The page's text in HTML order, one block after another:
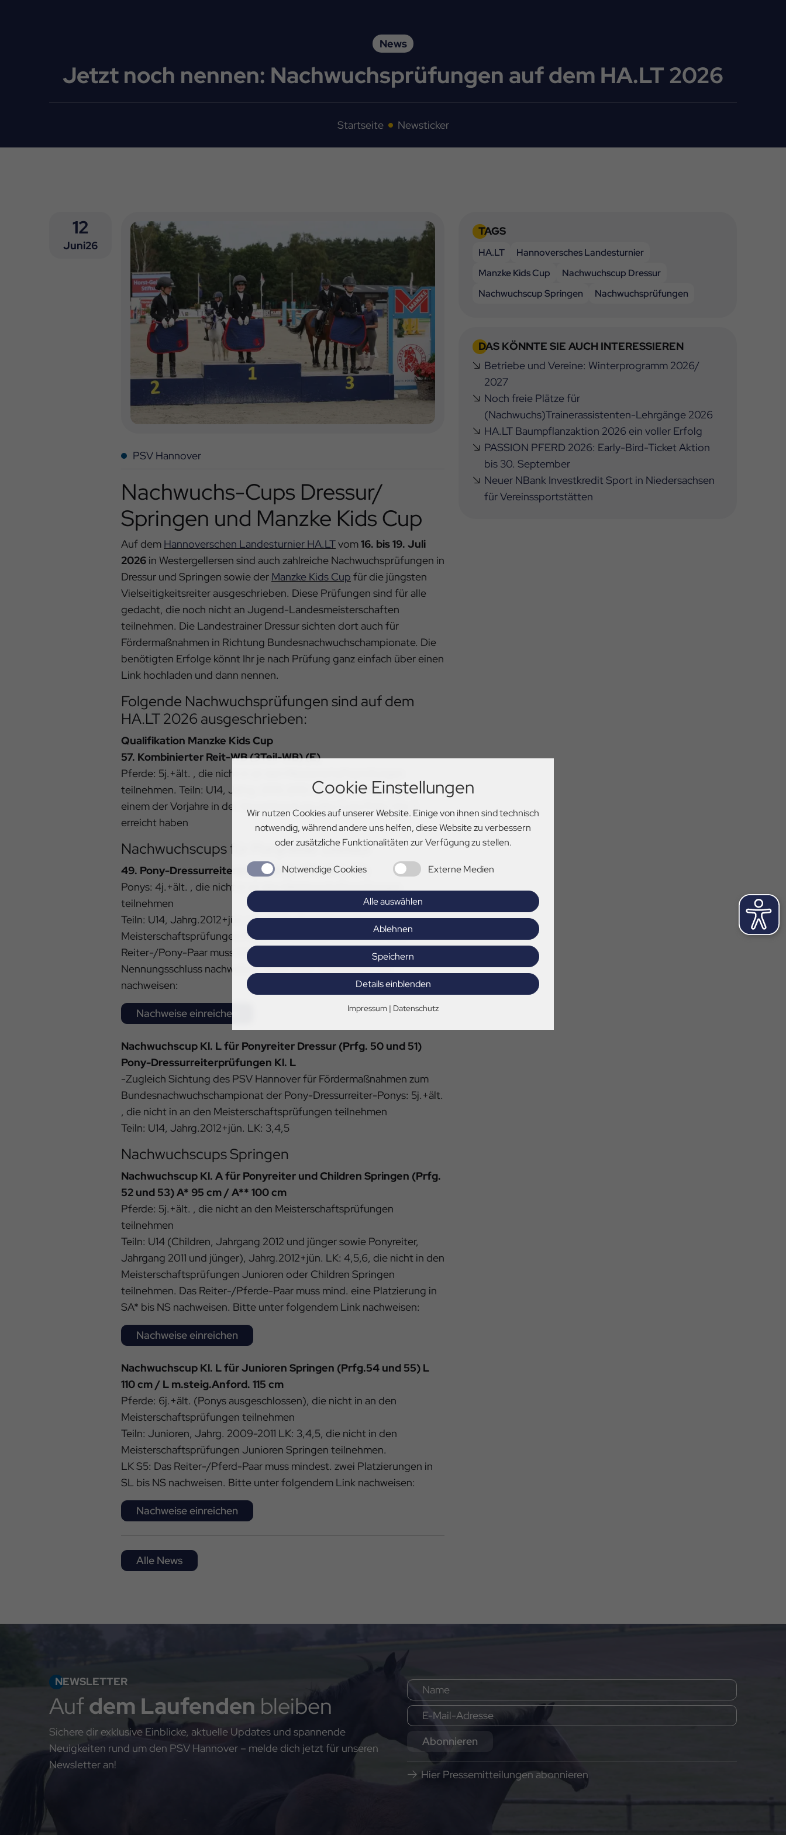
Cookie Einstellungen
Wir nutzen Cookies auf unserer Website. Einige von ihnen sind technisch
notwendig, während andere uns helfen, diese Website zu verbessern
oder zusätzliche Funktionalitäten zur Verfügung zu stellen.
Notwendige Cookies Externe Medien
Alle auswählen
Ablehnen
Speichern
Details einblenden
Impressum | Datenschutz
News
Jetzt noch nennen: Nachwuchsprüfungen auf dem HA.LT 2026
Startseite Newsticker
12
Juni26
PSV Hannover
Nachwuchs-Cups Dressur/
Springen und Manzke Kids Cup
Auf dem Hannoverschen Landesturnier HA.LTvom16. bis 19. Juli
2026 in Westergellersen sind auch zahlreiche Nachwuchsprüfungen in
Dressur und Springen sowie der Manzke Kids Cup für die jüngsten
Vielseitigkeitsreiter ausgeschrieben. Diese Prüfungen sind für alle
gedacht, die noch nicht an Jugend-Landesmeisterschaften
teilnehmen. Die Landestrainer Dressur sichten dort auch für
Fördermaßnahmen in Richtung Bundesnachwuchschampionate. Die
benötigten Erfolge könnt Ihr je nach Prüfung ganz einfach über einen
Link hochladen und dann nennen.
Folgende Nachwuchsprüfungen sind auf dem
HA.LT 2026 ausgeschrieben:
Qualifikation Manzke Kids Cup
57. Kombinierter Reit-WB (3Teil-WB) (E)
Pferde: 5j.+ält. , die nicht in an den Meisterschaftsprüfungen
teilnehmen. Teiln: U14, Jahrg. 2018-2012 LK: 7,0, V7, die nicht in
einem der Vorjahre in der Gesamtwertung des Cups Platz 1 bis 3
erreicht haben
Nachwuchscups für Ponyreiter Dressur
49. Pony-Dressurreiterprfg.Kl.A (E+150,00 €, ZP)
Ponys: 4j.+ält. , die nicht in an den Meisterschaftsprüfungen
teilnehmen
Teiln: U14, Jahrg.2012+jün. LK: 4,5,6, die nicht an den
Meisterschaftsprüfungen Ponyreiter Dressur teilnehmen. Das
Reiter-/Pony-Paar muss mind. eine Platzierung in DA* bis
Nennungsschluss nachweisen. Bitte unter folgendem Link
nachweisen:
Nachweise einreichen
Nachwuchscup Kl. L für Ponyreiter Dressur (Prfg. 50 und 51)
Pony-Dressurreiterprüfungen Kl. L
-Zugleich Sichtung des PSV Hannover für Fördermaßnahmen zum
Bundesnachwuchschampionat der Pony-Dressurreiter-Ponys: 5j.+ält.
, die nicht in an den Meisterschaftsprüfungen teilnehmen
Teiln: U14, Jahrg.2012+jün. LK: 3,4,5
Nachwuchscups Springen
Nachwuchscup Kl. A für Ponyreiter und Children Springen (Prfg.
52 und 53) A* 95 cm / A** 100 cm
Pferde: 5j.+ält. , die nicht an den Meisterschaftsprüfungen
teilnehmen
Teiln: U14 (Children, Jahrgang 2012 und jünger sowie Ponyreiter,
Jahrgang 2011 und jünger), Jahrg.2012+jün. LK: 4,5,6, die nicht in den
Meisterschaftsprüfungen Junioren oder Children Springen
teilnehmen. Das Reiter-/Pferde-Paar muss mind. eine Platzierung in
SA* bis NS nachweisen. Bitte unter folgendem Link nachweisen:
Nachweise einreichen
Nachwuchscup Kl. L für Junioren Springen (Prfg.54 und 55) L
110 cm / L m.steig.Anford. 115 cm
Pferde: 6j.+ält. (Ponys ausgeschlossen), die nicht in an den
Meisterschaftsprüfungen teilnehmen
Teiln: Junioren, Jahrg. 2009-2011 LK: 3,4,5, die nicht in den
Meisterschaftsprüfungen Junioren Springen teilnehmen.
LK S5: Das Reiter-/Pferd-Paar muss mindest. zwei Platzierungen in
SL bis NS nachweisen. Bitte unter folgendem Link nachweisen:
Nachweise einreichen
Alle News
TAGS
HA.LT
Hannoversches Landesturnier
Manzke Kids Cup
Nachwuchscup Dressur
Nachwuchscup Springen
Nachwuchsprüfungen
DAS KÖNNTE SIE AUCH INTERESSIEREN
Betriebe und Vereine: Winterprogramm 2026/
2027
Noch freie Plätze für
(Nachwuchs)Trainerassistenten-Lehrgänge 2026
HA.LT Baumpflanzaktion 2026 ein voller Erfolg
PASSION PFERD 2026: Early-Bird-Ticket Aktion
bis 30. September
Neuer NBank Investkredit Sport in Niedersachsen
für Vereinssportstätten
NEWSLETTER
Aufdem Laufenden bleiben
Sichere dir exklusive Einblicke, aktuelle Updates und spannende
Neuigkeiten rund um den PSV Hannover – melde dich jetzt für unseren
Newsletter an!
Abonnieren
Hier Pressemitteilungen abonnieren